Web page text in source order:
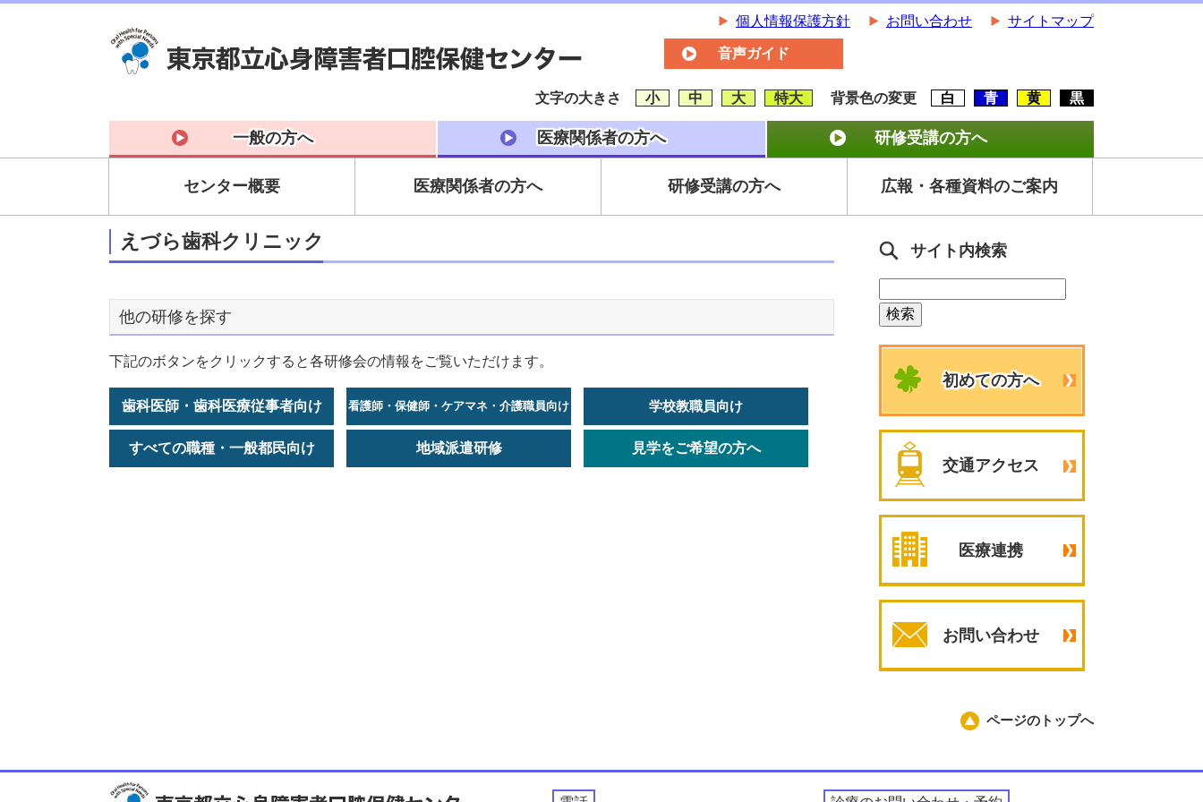
個人情報保護方針 お問い合わせ サイトマップ
音声ガイド
文字の大きさ 小 中 大 特大 背景色の変更 白 青 黄 黒
一般の方へ 医療関係者の方へ 研修受講の方へ
センター概要 医療関係者の方へ 研修受講の方へ 広報・各種資料のご案内
えづら歯科クリニック
他の研修を探す
下記のボタンをクリックすると各研修会の情報をご覧いただけます。
歯科医師・歯科医療従事者向け 看護師・保健師・ケアマネ・介護職員向け 学校教職員向け
すべての職種・一般都民向け 地域派遣研修 見学をご希望の方へ
サイト内検索
初めての方へ
交通アクセス
医療連携
お問い合わせ
ページのトップへ